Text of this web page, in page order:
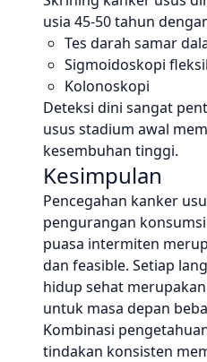
usia 45-50 tahun
Tes darah samar
Sigmoidoskopi
Kolonoskopi
Deteksi dini sangat
usus stadium awal
kesembuhan tinggi.
Kesimpulan
Pencegahan kanker
pengurangan
puasa intermiten
dan feasible. Setiap
hidup sehat
untuk masa depan
Kombinasi
tindakan konsisten